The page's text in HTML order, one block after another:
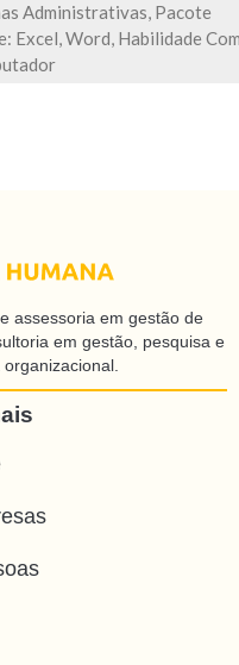
Administrativas, Pacote
Excel, Word, Habilidade
assessoria em gestão de
em gestão, pesquisa e